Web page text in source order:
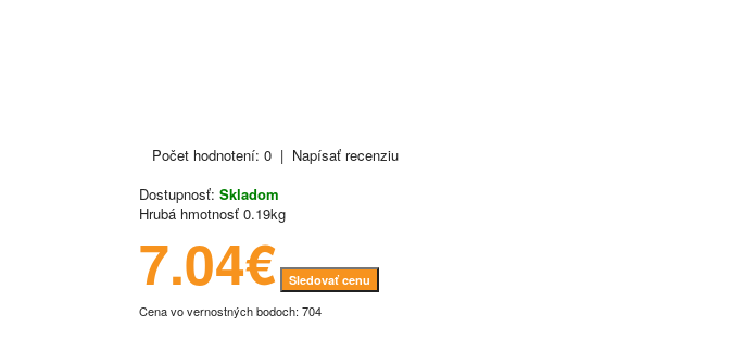
Počet hodnotení: 0 | Napísať recenziu
Dostupnosť: Skladom
Hrubá hmotnosť 0.19kg
7.04€ Sledovať cenu
Cena vo vernostných bodoch: 704